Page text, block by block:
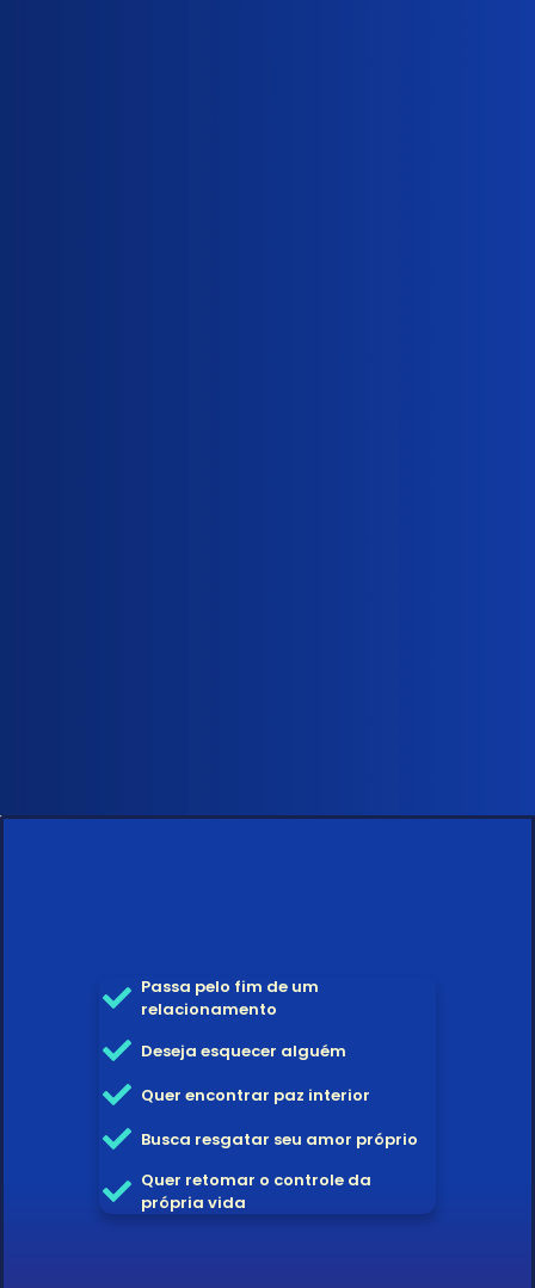
Passa pelo fim de um
relacionamento
Deseja esquecer alguém
Quer encontrar paz interior
Busca resgatar seu amor próprio
Quer retomar o controle da
própria vida